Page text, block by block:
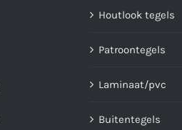
Houtlook tegels
Patroontegels
Laminaat/pvc
Buitentegels